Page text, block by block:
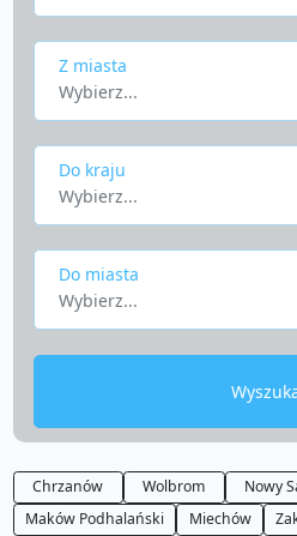
Z miasta
Wybierz...
Do kraju
Wybierz...
Do miasta
Wybierz...
Chrzanów Wolbrom Nowy
Maków Podhalański
Miechów